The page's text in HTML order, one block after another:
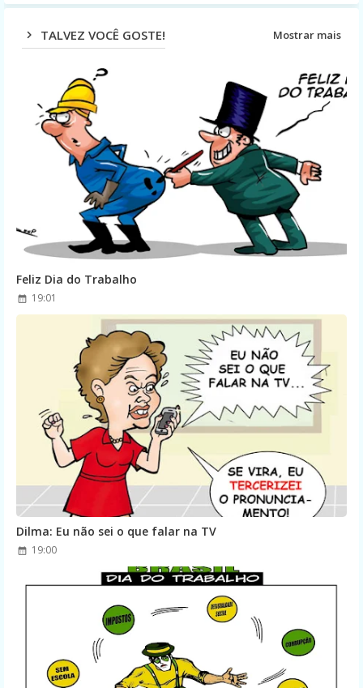
TALVEZ VOCÊ GOSTE! Mostrar mais
Feliz Dia do Trabalho
19:01
Dilma: Eu não sei o que falar na TV
19:00